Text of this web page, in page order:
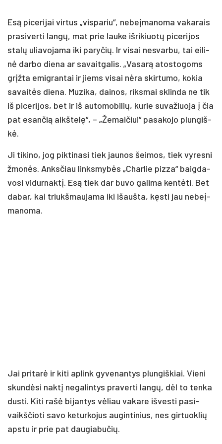
Esą pi­ce­ri­jai vir­tus „vis­pa­riu“, ne­beį­ma­no­ma va­ka­rais
pra­si­ver­ti lan­gų, mat prie lau­ke iš­ri­kiuo­tų pi­ce­ri­jos
sta­lų ulia­vo­ja­ma iki pa­ry­čių. Ir vi­sai ne­svar­bu, tai ei­li­
nė dar­bo die­na ar sa­vait­ga­lis. „Va­sa­rą ato­sto­goms
grįž­ta emig­ran­tai ir jiems vi­sai nė­ra skir­tu­mo, ko­kia
sa­vai­tės die­na. Mu­zi­ka, dai­nos, riks­mai sklin­da ne tik
iš pi­ce­ri­jos, bet ir iš au­to­mo­bi­lių, ku­rie su­va­žiuo­ja į čia
pat esan­čią aikš­te­lę“, – „Že­mai­čiui“ pa­sa­ko­jo plun­giš­
kė.
Ji ti­ki­no, jog pik­ti­na­si tiek jau­nos šei­mos, tiek vy­res­ni
žmo­nės. Anks­čiau links­my­bės „Char­lie piz­za“ baig­da­
vo­si vi­dur­nak­tį. Esą tiek dar bu­vo ga­li­ma ken­tė­ti. Bet
da­bar, kai triukš­mau­ja­ma iki išauš­ta, kęs­ti jau ne­beį­
ma­no­ma.
Jai pri­ta­rė ir ki­ti ap­link gy­ve­nan­tys plun­giš­kiai. Vie­ni
skun­dė­si nak­tį ne­ga­lin­tys pra­ver­ti lan­gų, dėl to ten­ka
dus­ti. Ki­ti ra­šė bi­jan­tys vė­liau va­ka­re iš­ves­ti pa­si­
vaikš­čio­ti sa­vo ke­tur­ko­jus au­gin­ti­nius, nes gir­tuok­lių
ap­stu ir prie pat dau­gia­bu­čių.